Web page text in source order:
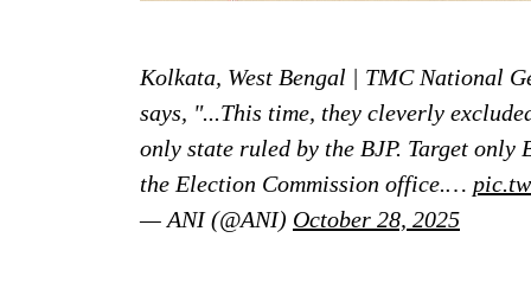
Kolkata, West Bengal | TMC National
says, "...This time, they cleverly
only state ruled by the BJP. Target
the Election Commission office.…
— ANI (@ANI) October 28, 2025